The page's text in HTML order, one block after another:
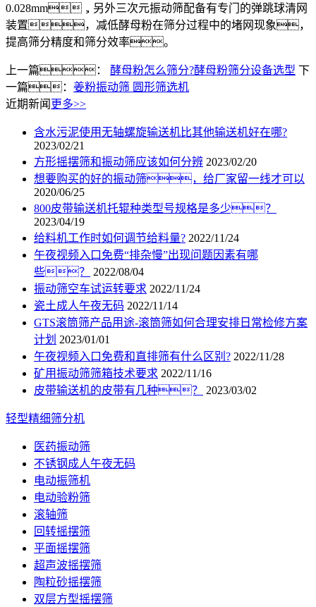
0.028mm，另外三次元振动筛配备有专门的弹跳球清网
装置，减低酵母粉在筛分过程中的堵网现象，
提高筛分精度和筛分效率。
上一篇： 酵母粉怎么筛分?酵母粉筛分设备选型 下
一篇： 姜粉振动筛 圆形筛选机
近期新闻 更多>>
含水污泥使用无轴螺旋输送机比其他输送机好在哪?
2023/02/21
方形摇摆筛和振动筛应该如何分辨 2023/02/20
想要购买的好的振动筛，给厂家留一线才可以
2020/06/25
800皮带输送机托辊种类型号规格是多少？
2023/04/19
给料机工作时如何调节给料量? 2022/11/24
午夜视频入口免费“排杂慢”出现问题因素有哪
些？
2022/08/04
振动筛空车试运转要求 2022/11/24
瓷土成人午夜无码 2022/11/14
GTS滚筒筛产品用途-滚筒筛如何合理安排日常检修方案
计划 2023/01/01
午夜视频入口免费和直排筛有什么区别? 2022/11/28
矿用振动筛筛箱技术要求 2022/11/16
皮带输送机的皮带有几种？
2023/03/02
轻型精细筛分机
医药振动筛
不锈钢成人午夜无码
电动振筛机
电动验粉筛
滚轴筛
回转摇摆筛
平面摇摆筛
超声波摇摆筛
陶粒砂摇摆筛
双层方型摇摆筛